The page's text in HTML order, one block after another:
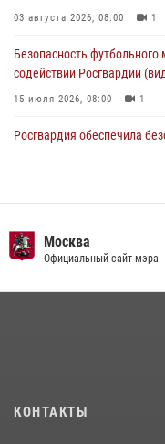
03 августа 2026, 08:00 1
Безопасность
содействии Росгвардии
15 июля 2026, 08:00 1
Росгвардия обеспечила
чемпионат по самбо (виео)
15 июля 2026, 14:00 8
матче в Москве обеспечила
Москва
Официальный сайт мэра
КОНТАКТЫ